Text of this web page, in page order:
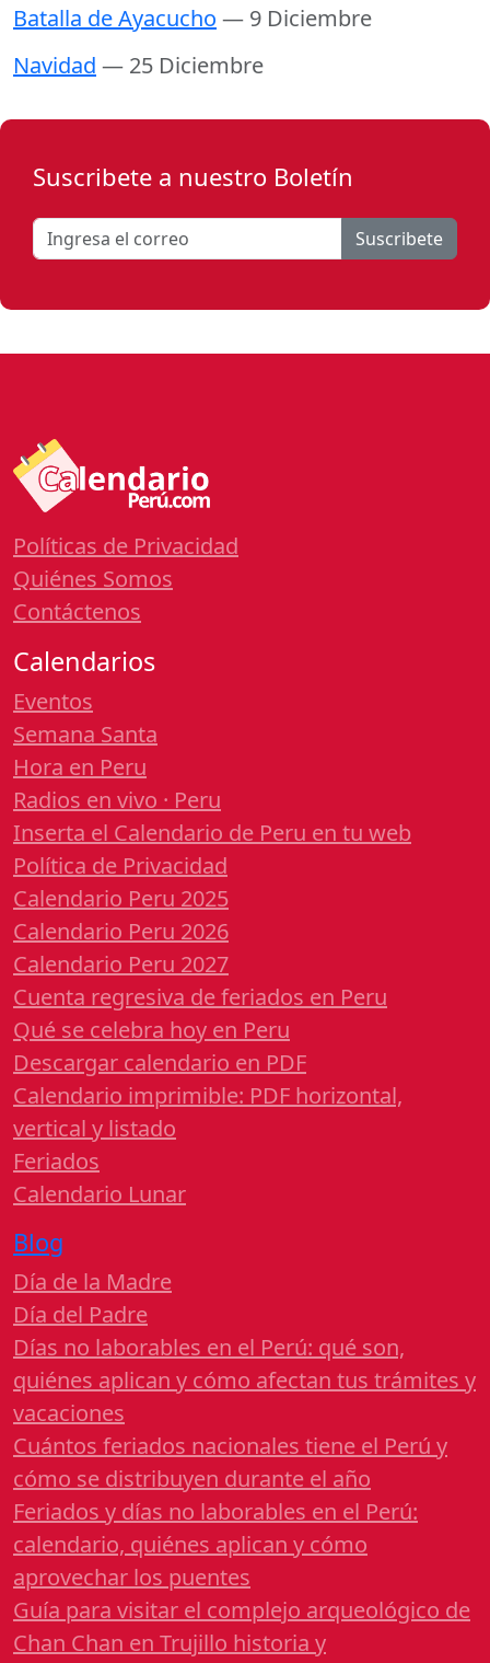
Batalla de Ayacucho — 9 Diciembre
Navidad — 25 Diciembre
Suscribete a nuestro Boletín
Suscribete
Políticas de Privacidad
Quiénes Somos
Contáctenos
Calendarios
Eventos
Semana Santa
Hora en Peru
Radios en vivo · Peru
Inserta el Calendario de Peru en tu web
Política de Privacidad
Calendario Peru 2025
Calendario Peru 2026
Calendario Peru 2027
Cuenta regresiva de feriados en Peru
Qué se celebra hoy en Peru
Descargar calendario en PDF
Calendario imprimible: PDF horizontal,
vertical y listado
Feriados
Calendario Lunar
Blog
Día de la Madre
Día del Padre
Días no laborables en el Perú: qué son,
quiénes aplican y cómo afectan tus trámites y
vacaciones
Cuántos feriados nacionales tiene el Perú y
cómo se distribuyen durante el año
Feriados y días no laborables en el Perú:
calendario, quiénes aplican y cómo
aprovechar los puentes
Guía para visitar el complejo arqueológico de
Chan Chan en Trujillo historia y